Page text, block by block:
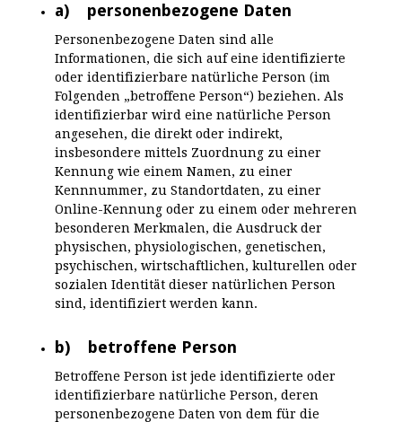
a) personenbezogene Daten
Personenbezogene Daten sind alle
Informationen, die sich auf eine identifizierte
oder identifizierbare natürliche Person (im
Folgenden „betroffene Person“) beziehen. Als
identifizierbar wird eine natürliche Person
angesehen, die direkt oder indirekt,
insbesondere mittels Zuordnung zu einer
Kennung wie einem Namen, zu einer
Kennnummer, zu Standortdaten, zu einer
Online-Kennung oder zu einem oder mehreren
besonderen Merkmalen, die Ausdruck der
physischen, physiologischen, genetischen,
psychischen, wirtschaftlichen, kulturellen oder
sozialen Identität dieser natürlichen Person
sind, identifiziert werden kann.
b) betroffene Person
Betroffene Person ist jede identifizierte oder
identifizierbare natürliche Person, deren
personenbezogene Daten von dem für die